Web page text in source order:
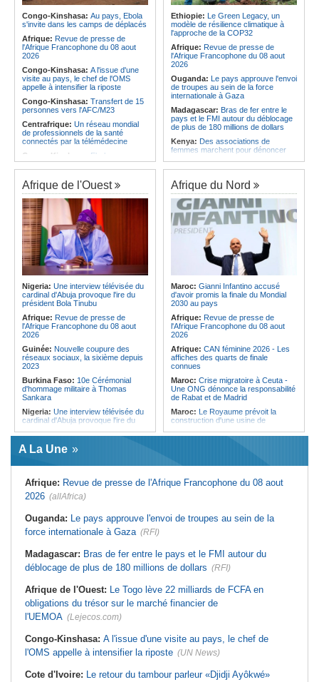
régimes juridiques les plus complets
du continent
Afrique:AfroBasket U18 (F) - Le
Sénégal craque au 3e quart-temps
et s'incline face à la Tunisie (44-43)
Angola:La nouvelle loi renforce la
protection des institutions contre les
cyberattaques, selon Mário Oliveira
Angola:Le pays criminalise la
diffusion de fausses informations
sur Internet
Congo-Kinshasa: Au pays, Ebola
s'invite dans les camps de déplacés
Afrique: Revue de presse de
l'Afrique Francophone du 08 aout
2026
Congo-Kinshasa: A l'issue d'une
visite au pays, le chef de l'OMS
appelle à intensifier la riposte
Congo-Kinshasa: Transfert de 15
personnes vers l'AFC/M23
Centrafrique: Un réseau mondial
de professionnels de la santé
connectés par la télémédecine
Congo-Kinshasa: Ebola au pays -
Africa CDC mise sur les
communautés
Afrique Centrale:L'explosion de la
demande de viande de brousse
extermine la faune sauvage
Congo-Kinshasa:Après l'accord
avec une branche des FDLR, les
zones d'ombre persistent
Centrafrique: Un gendarme détenu
par le groupe armé AAKG retrouve
la liberté
Rome et Kigali discutent
d'une possible externalisation au
pays des procédures d'asile à
destination de l'Italie
Ethiopie: Le Green Legacy, un
modèle de résilience climatique à
l'approche de la COP32
Afrique: Revue de presse de
l'Afrique Francophone du 08 aout
2026
Ouganda: Le pays approuve l'envoi
de troupes au sein de la force
internationale à Gaza
Madagascar: Bras de fer entre le
pays et le FMI autour du déblocage
de plus de 180 millions de dollars
Kenya: Des associations de
femmes marchent pour dénoncer
Afrique:La CEA renforce les
capacités des parlementaires de
l'Afrique de l'Est
Congo-Kinshasa:
Après l'accord
avec une branche des FDLR, les
zones d'ombre persistent
Sud-Soudan:
Le pays à la croisée
des chemins, alerte l'ONU
Rwanda:Rome et Kigali discutent
d'une possible externalisation au
pays des procédures d'asile à
destination de l'Italie
Somalie:Le camp de Galkayo
frappé par une violente attaque des
Forces du Puntland
Afrique de l'Ouest
Nigeria: Une interview télévisée du
cardinal d'Abuja provoque l'ire du
président Bola Tinubu
Afrique: Revue de presse de
l'Afrique Francophone du 08 aout
2026
Guinée: Nouvelle coupure des
réseaux sociaux, la sixième depuis
2023
Burkina Faso: 10e Cérémonial
d'hommage militaire à Thomas
Sankara
Nigeria: Une interview télévisée du
cardinal d'Abuja provoque l'ire du
Afrique de l'Ouest:
22 milliards de FCFA en obligations
l'UEMOA
Cote d'Ivoire:Le retour du tambour
parleur «Djidji Ayôkwé» prend une
dimension politique
Guinée:
Le président dissipe les
doutes concernant son état de
santé dans un message publié sur X
l'assurance pour tous - Le pacte de
rupture
- Les retards du calendrier
alimentent les soupçons d'un report
Afrique du Nord
Maroc: Gianni Infantino accusé
d'avoir promis la finale du Mondial
2030 au pays
Afrique: Revue de presse de
l'Afrique Francophone du 08 aout
2026
Afrique: CAN féminine 2026 - Les
affiches des quarts de finale
connues
Maroc: Crise migratoire à Ceuta -
Une ONG dénonce la responsabilité
de Rabat et de Madrid
Maroc: Le Royaume prévoit la
construction d'une usine de
déchets à Casablanca
agents de sécurité, selon des
associations
Afrique:Revue de presse de
Maroc: Au-délà du communiqué -
Ce que révèle le discours du
ministère de l'Intérieur sur la crise
Afrique:AfroBasket U18 (F) - Le
Sénégal craque au 3e quart-temps
A La Une
Afrique: Revue de presse de l'Afrique Francophone du 08 aout
2026 (allAfrica)
Ouganda: Le pays approuve l'envoi de troupes au sein de la
force internationale à Gaza (RFI)
Madagascar: Bras de fer entre le pays et le FMI autour du
déblocage de plus de 180 millions de dollars (RFI)
Afrique de l'Ouest: Le Togo lève 22 milliards de FCFA en
obligations du trésor sur le marché financier de
l'UEMOA (Lejecos.com)
Congo-Kinshasa: A l'issue d'une visite au pays, le chef de
l'OMS appelle à intensifier la riposte (UN News)
Cote d'Ivoire: Le retour du tambour parleur «Djidji Ayôkwé»